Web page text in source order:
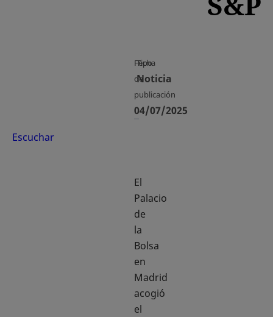
Fecha
de
publicación
04/07/2025
Tipo
Noticia
Escuchar
El
Palacio
de
la
Bolsa
en
Madrid
acogió
el